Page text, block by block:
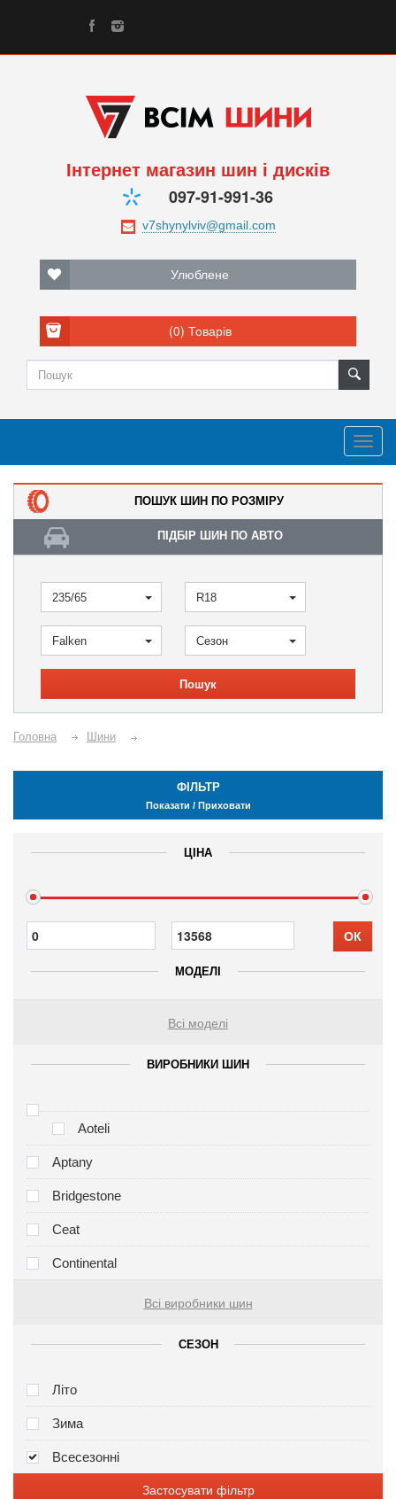
Інтернет магазин шин і дисків
097-91-991-36
Улюблене
(0) Товарів
ПОШУК ШИН ПО РОЗМІРУ
ПІДБІР ШИН ПО АВТО
235/65 R18
Falken Сезон
Пошук
Головна Шини
ФІЛЬТР
Показати / Приховати
ЦІНА
ОК
МОДЕЛІ
Всі моделі
ВИРОБНИКИ ШИН
Aoteli
Aptany
Bridgestone
Ceat
Continental
Всі виробники шин
СЕЗОН
Літо
Зима
Всесезонні
Застосувати фільтр